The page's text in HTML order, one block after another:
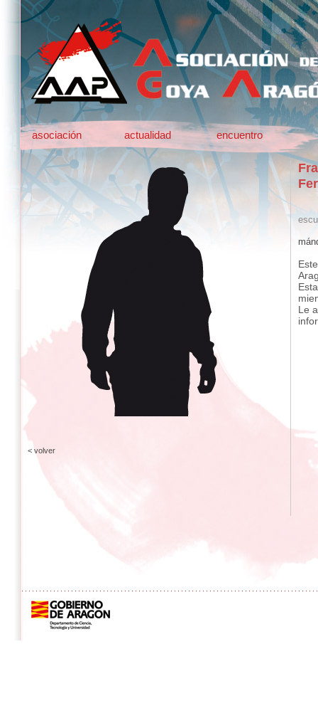
asociación actualidad encuentro
< volver
Le